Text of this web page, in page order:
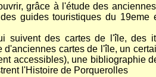
grâce à l'étude des
guides touristiques du
suivent des cartes de l'île, des
cartes de l'île, un
accessibles), une bibliographie
l'Histoire de Porquerolles